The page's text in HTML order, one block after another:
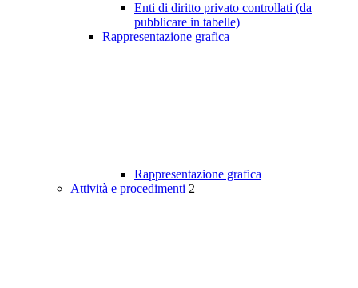
Enti di diritto privato controllati (da
pubblicare in tabelle)
Rappresentazione grafica
Rappresentazione grafica
Attività e procedimenti 2